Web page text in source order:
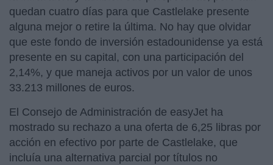
quedan cuatro días para que Castlelake presente
alguna mejor o retire la última. No hay que olvidar
que este fondo de inversión estadounidense ya está
presente en su capital, con una participación del
2,14%, y que maneja activos por un valor de unos
33.213 millones de euros.
El Consejo de Administración de easyJet ha
mostrado su rechazo a una oferta de 6,25 libras por
acción en efectivo por parte de Castlelake, que
incluía una alternativa parcial por títulos no